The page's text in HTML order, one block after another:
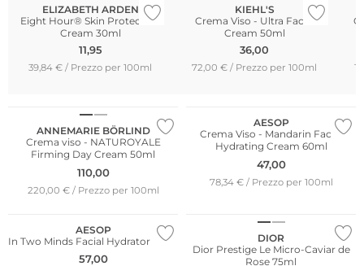
ELIZABETH ARDEN
Eight Hour® Skin Protectant
Cream 30ml
11,95
39,84 € / Prezzo per 100ml
KIEHL'S
Crema Viso - Ultra Facial
Cream 50ml
36,00
72,00 € / Prezzo per 100ml
ANNEMARIE BÖRLIND
Crema viso - NATUROYALE
Firming Day Cream 50ml
110,00
220,00 € / Prezzo per 100ml
AESOP
Crema Viso - Mandarin Facial
Hydrating Cream 60ml
47,00
78,34 € / Prezzo per 100ml
AESOP
In Two Minds Facial Hydrator 60ml
57,00
DIOR
Dior Prestige Le Micro-Caviar de
Rose 75ml